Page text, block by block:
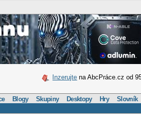
Inzerujte na AbcPráce.cz od
Blogy Skupiny Desktopy Hry Slovník